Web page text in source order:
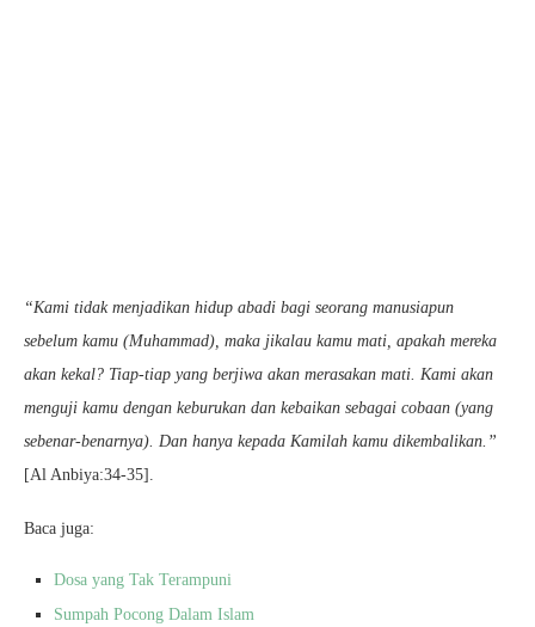
“Kami tidak menjadikan hidup abadi bagi seorang manusiapun
sebelum kamu (Muhammad), maka jikalau kamu mati, apakah mereka
akan kekal? Tiap-tiap yang berjiwa akan merasakan mati. Kami akan
menguji kamu dengan keburukan dan kebaikan sebagai cobaan (yang
sebenar-benarnya). Dan hanya kepada Kamilah kamu dikembalikan.”
[Al Anbiya:34-35].
Baca juga:
Dosa yang Tak Terampuni
Sumpah Pocong Dalam Islam